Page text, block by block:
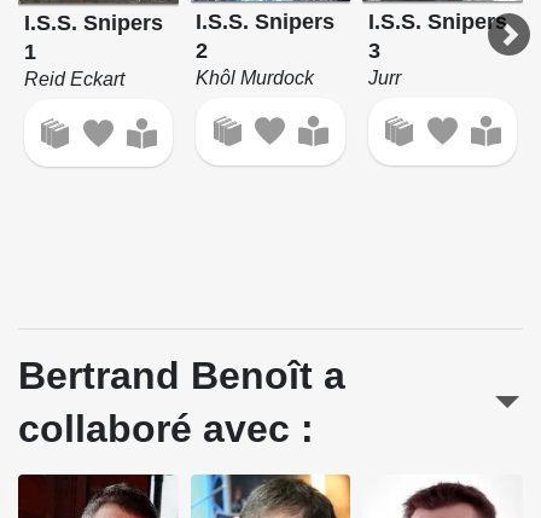
I.S.S. Snipers
1
Reid Eckart
I.S.S. Snipers
2
Khôl Murdock
I.S.S. Snipers
3
Jurr
Bertrand Benoît a
collaboré avec :